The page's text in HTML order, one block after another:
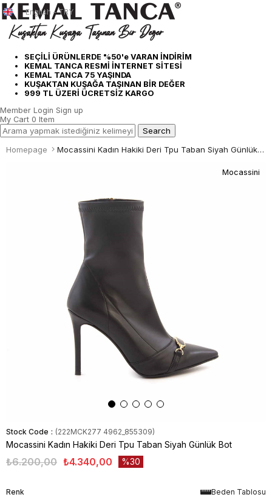
SEÇİLİ ÜRÜNLERDE %50'e VARAN İNDİRİM
KEMAL TANCA RESMİ İNTERNET SİTESİ
KEMAL TANCA 75 YAŞINDA
KUŞAKTAN KUŞAĞA TAŞINAN BİR DEĞER
999 TL ÜZERİ ÜCRETSİZ KARGO
English - TRY
Member Login Sign up
My Cart 0 Item
Homepage Mocassini Kadın Hakiki Deri Tpu Taban Siyah Günlük Bot
Mocassini
Stock Code (222MCK277 4962_855309)
Mocassini Kadın Hakiki Deri Tpu Taban Siyah Günlük Bot
₺6.200,00 ₺4.340,00 30
Beden Tablosu
Renk